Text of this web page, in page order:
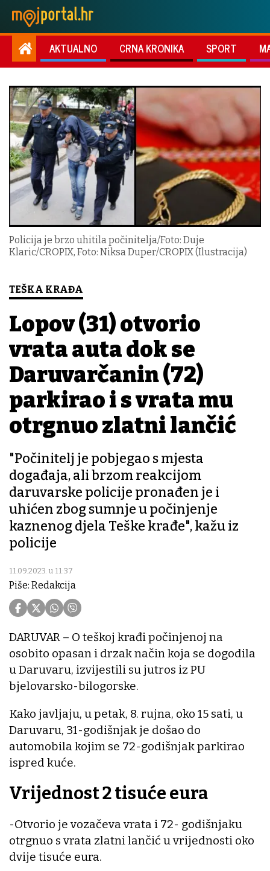
AKTUALNO CRNA KRONIKA SPORT
Policija je brzo uhitila počinitelja/Foto: Duje
Klaric/CROPIX, Foto: Niksa Duper/CROPIX (Ilustracija)
TEŠKA KRAĐA
Lopov (31) otvorio
vrata auta dok se
Daruvarčanin (72)
parkirao i s vrata mu
otrgnuo zlatni lančić
"Počinitelj je pobjegao s mjesta
događaja, ali brzom reakcijom
daruvarske policije pronađen je i
uhićen zbog sumnje u počinjenje
kaznenog djela Teške krađe", kažu iz
policije
11.09.2023. u 11:37
Piše: Redakcija
DARUVAR – O teškoj krađi počinjenoj na
osobito opasan i drzak način koja se dogodila
u Daruvaru, izvijestili su jutros iz PU
bjelovarsko-bilogorske.
Kako javljaju, u petak, 8. rujna, oko 15 sati, u
Daruvaru, 31-godišnjak je došao do
automobila kojim se 72-godišnjak parkirao
ispred kuće.
Vrijednost 2 tisuće eura
-Otvorio je vozačeva vrata i 72- godišnjaku
otrgnuo s vrata zlatni lančić u vrijednosti oko
dvije tisuće eura.